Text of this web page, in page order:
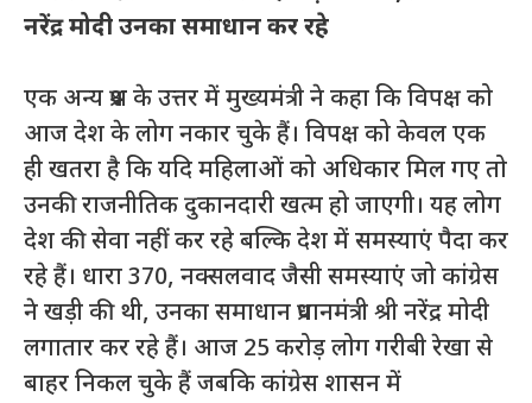
नरेंद्र मोदी उनका समाधान कर रहे
एक अन्य प्रश्न के उत्तर में मुख्यमंत्री ने कहा कि विपक्ष को
आज देश के लोग नकार चुके हैं। विपक्ष को केवल एक
ही खतरा है कि यदि महिलाओं को अधिकार मिल गए तो
उनकी राजनीतिक दुकानदारी खत्म हो जाएगी। यह लोग
देश की सेवा नहीं कर रहे बल्कि देश में समस्याएं पैदा कर
रहे हैं। धारा 370, नक्सलवाद जैसी समस्याएं जो कांग्रेस
ने खड़ी की थी, उनका समाधान प्रधानमंत्री श्री नरेंद्र मोदी
लगातार कर रहे हैं। आज 25 करोड़ लोग गरीबी रेखा से
बाहर निकल चुके हैं जबकि कांग्रेस शासन में